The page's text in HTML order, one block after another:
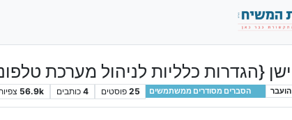
{הגדרות כלליות לניהול מערכת
הועבר הסברים מסודרים ממשתמשים 25 פוסטים 4 כותבים 56.9k